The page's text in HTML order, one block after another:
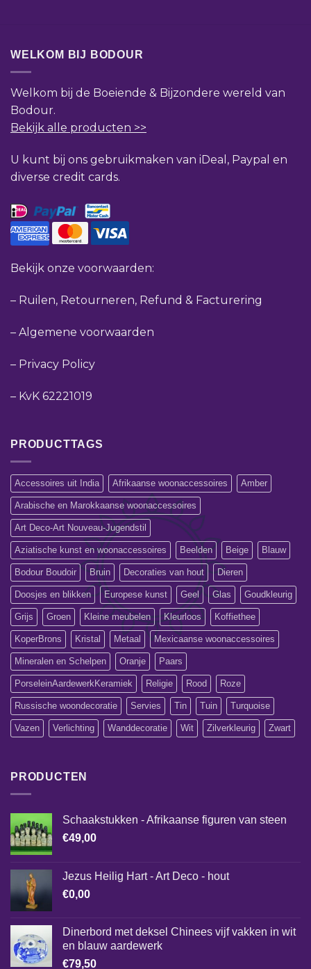
WELKOM BIJ BODOUR
Welkom bij de Boeiende & Bijzondere wereld van
Bodour.
Bekijk alle producten >>
U kunt bij ons gebruikmaken van iDeal, Paypal en
diverse credit cards.
Bekijk onze voorwaarden:
– Ruilen, Retourneren, Refund & Facturering
– Algemene voorwaarden
– Privacy Policy
– KvK 62221019
PRODUCTTAGS
Accessoires uit India Afrikaanse woonaccessoires Amber
Arabische en Marokkaanse woonaccessoires
Art Deco-Art Nouveau-Jugendstil
Aziatische kunst en woonaccessoires Beelden Beige Blauw
Bodour Boudoir Bruin Decoraties van hout Dieren
Doosjes en blikken Europese kunst Geel Glas Goudkleurig
Grijs Groen Kleine meubelen Kleurloos Koffiethee
KoperBrons Kristal Metaal Mexicaanse woonaccessoires
Mineralen en Schelpen Oranje Paars
PorseleinAardewerkKeramiek Religie Rood Roze
Russische woondecoratie Servies Tin Tuin Turquoise
Vazen Verlichting Wanddecoratie Wit Zilverkleurig Zwart
PRODUCTEN
Schaakstukken - Afrikaanse figuren van steen
€49,00
Jezus Heilig Hart - Art Deco - hout
€0,00
Dinerbord met deksel Chinees vijf vakken in wit
en blauw aardewerk
€79,50